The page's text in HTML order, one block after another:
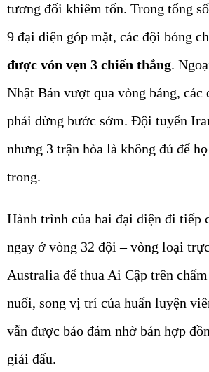
tương đối khiêm tốn. Trong tổng
9 đại diện góp mặt, các đội bóng
được vỏn vẹn 3 chiến thắng.
Nhật Bản vượt qua vòng bảng, các
phải dừng bước sớm. Đội tuyển
nhưng 3 trận hòa là không đủ để
trong.
Hành trình của hai đại diện đi tiếp
ngay ở vòng 32 đội – vòng loại
Australia để thua Ai Cập trên
nuối, song vị trí của huấn luyện
vẫn được bảo đảm nhờ bản hợp
giải đấu.